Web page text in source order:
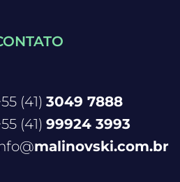
(41) 3049 7888
(41) 99924 3993
malinovski.com.br